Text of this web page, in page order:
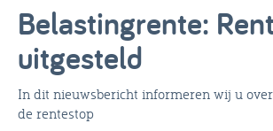
Belastingrente:
uitgesteld
In dit nieuwsbericht informeren wij u
de rentestop